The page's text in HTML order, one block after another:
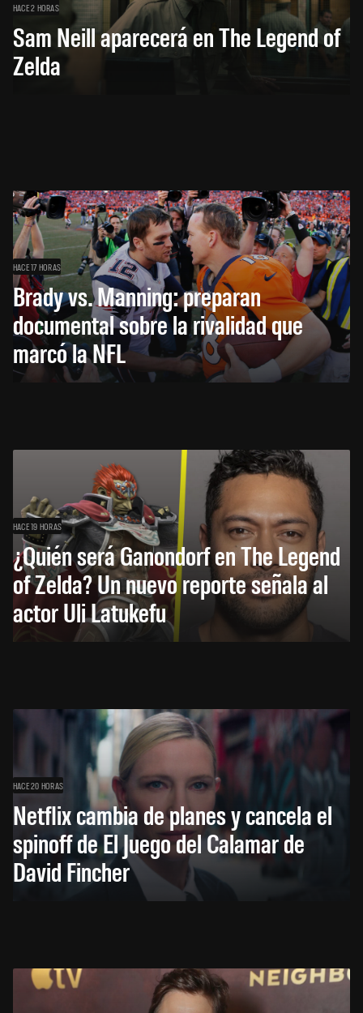
HACE 2 HORAS
Sam Neill aparecerá en The Legend of
Zelda
HACE 17 HORAS
Brady vs. Manning: preparan
documental sobre la rivalidad que
marcó la NFL
HACE 19 HORAS
¿Quién será Ganondorf en The Legend
of Zelda? Un nuevo reporte señala al
actor Uli Latukefu
HACE 20 HORAS
Netflix cambia de planes y cancela el
spinoff de El Juego del Calamar de
David Fincher